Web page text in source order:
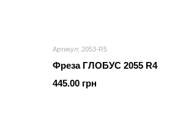
Артикул: 2053-R5
Фреза ГЛОБУС 2055 R4
445.00 грн